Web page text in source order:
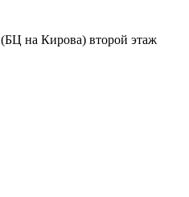
на Кирова) второй этаж